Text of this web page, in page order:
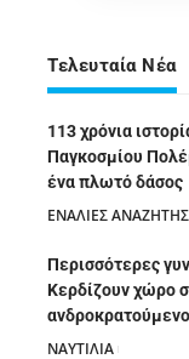
Τελευταία Νέα
113 χρόνια
Παγκοσμίου
ένα πλωτό δάσος
ΕΝΑΛΙΕΣ
Περισσότερες
Κερδίζουν χώρο
ΝΑΥΤΙΛΙΑ